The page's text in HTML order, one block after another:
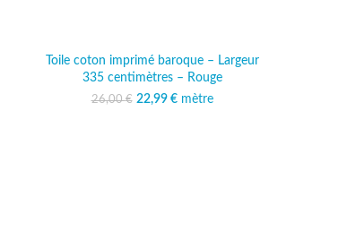
Toile coton imprimé baroque – Largeur
335 centimètres – Rouge
26,00€
Le prix initial était :
22,99 € Le prix actuel est :
mètre